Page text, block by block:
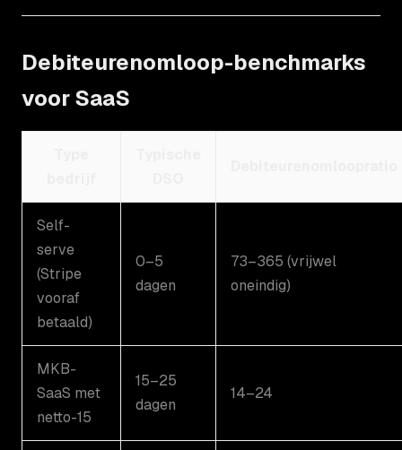
Debiteurenomloop-benchmarks
voor SaaS
Self-
serve
(Stripe
vooraf
betaald)
0–5
dagen
73–365 (vrijwel
oneindig)
MKB-
SaaS met
netto-15
15–25
dagen
14–24